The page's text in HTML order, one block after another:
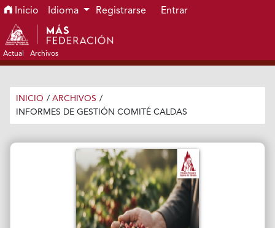
Ir al menú de navegación principal
Ir al contenido principal
Ir al pie de página del sitio
Inicio Idioma Registrarse Entrar
Actual Archivos
INICIO / ARCHIVOS /
INFORMES DE GESTIÓN COMITÉ CALDAS